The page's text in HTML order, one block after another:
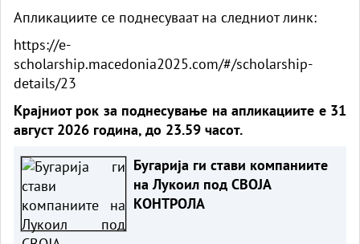
Апликациите се поднесуваат на следниот линк:
https://e-
scholarship.macedonia2025.com/#/scholarship-
details/23
Крајниот рок за поднесување на апликациите е 31
август 2026 година, до 23.59 часот.
Бугарија ги стави компаниите
на Лукоил под СВОЈА
КОНТРОЛА